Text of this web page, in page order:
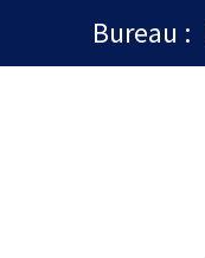
Bureau :